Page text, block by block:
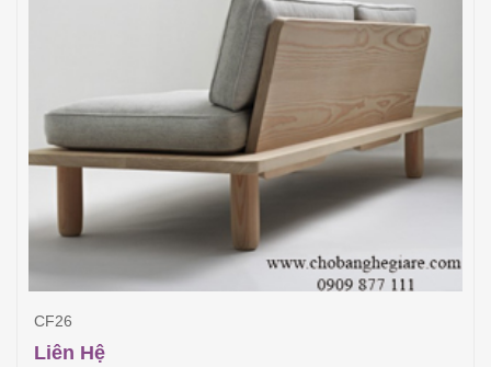
CF26
Liên Hệ